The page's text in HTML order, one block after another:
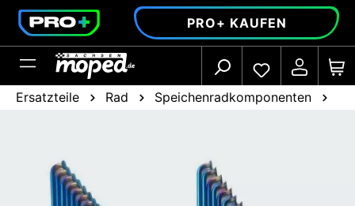
springen PRO+ KAUFEN
Ersatzteile Rad Speichenradkomponenten